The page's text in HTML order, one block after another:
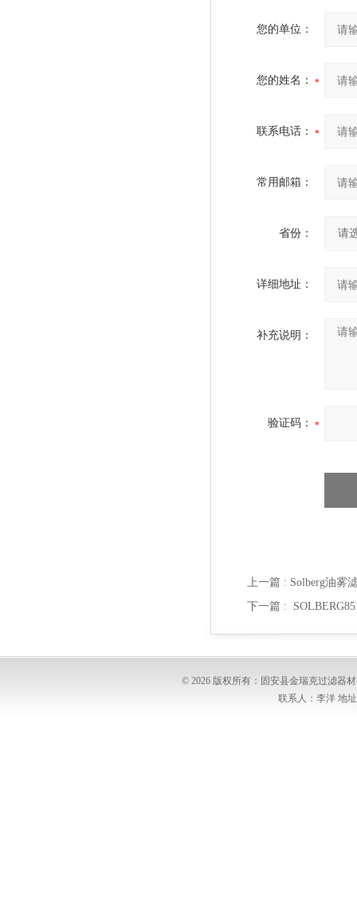
您的单位：
您的姓名：
联系电话：
常用邮箱：
省份：
详细地址：
补充说明：
验证码：
上一篇 : Solberg油雾
下一篇 :
© 2026 版权所有：固安县金瑞克过滤器
联系人：李洋 地